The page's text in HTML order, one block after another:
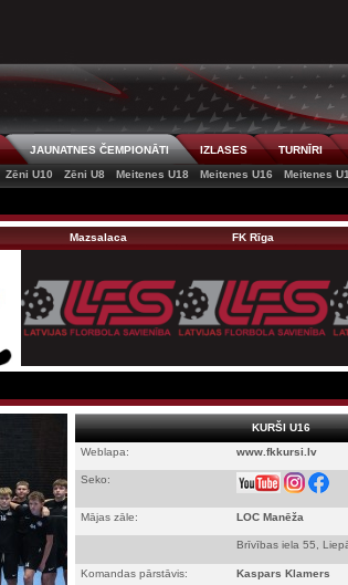
JAUNATNES ČEMPIONĀTI IZLASES TURNĪRI
Zēni U10 Zēni U8 Meitenes U18 Meitenes U16 Meitenes
Mazsalaca FK Rīga
KURŠI U16
Weblapa:
www.fkkursi.lv
Seko:
Mājas zāle: LOC Manēža
Brīvības iela 55,
Komandas pārstāvis: Kaspars Klamers